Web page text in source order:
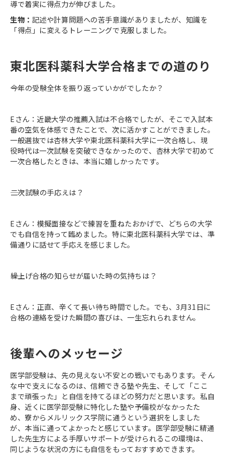
導で着実に得点力が伸びました。
生物： 記述や計算問題への苦手意識がありましたが、知識を
「得点」に変えるトレーニングで克服しました。
東北医科薬科大学合格までの道のり
――今年の受験全体を振り返っていかがでしたか？
Eさん：近畿大学の推薦入試は不合格でしたが、そこで入試本
番の空気を体感できたことで、次に活かすことができました。
一般選抜では杏林大学や東北医科薬科大学に一次合格し、現
役時代は一次試験を突破できなかったので、杏林大学で初めて
一次合格したときは、本当に嬉しかったです。
――二次試験の手応えは？
Eさん：模擬面接などで練習を重ねたおかげで、どちらの大学
でも自信を持って臨めました。特に東北医科薬科大学では、準
備通りに話せて手応えを感じました。
――繰上げ合格の知らせが届いた時の気持ちは？
Eさん：正直、辛くて長い待ち時間でした。でも、3月31日に
合格の連絡を受けた瞬間の喜びは、一生忘れられません。
後輩へのメッセージ
医学部受験は、先の見えない不安との戦いでもあります。そん
な中で支えになるのは、信頼できる塾や先生、そして「ここ
まで頑張った」と自信を持てるほどの努力だと思います。私自
身、近くに医学部受験に特化した塾や予備校がなかったた
め、寮からメルリックス学院に通うという選択をしました
が、本当に通ってよかったと感じています。医学部受験に精通
した先生方による手厚いサポートが受けられるこの環境は、
同じような状況の方にも自信をもっておすすめできます。